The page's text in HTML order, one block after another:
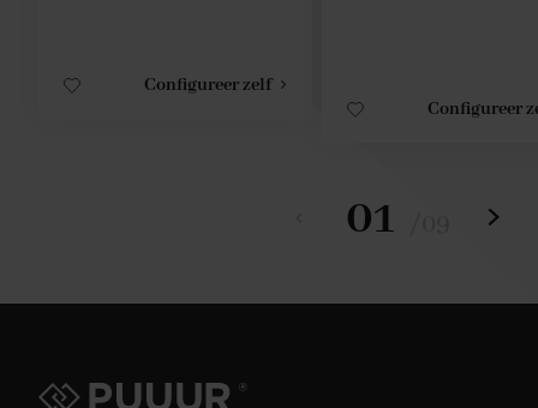
Configureer zelf
Configureer
01